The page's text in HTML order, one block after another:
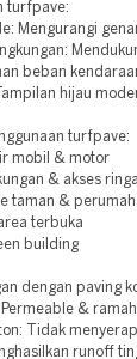
turfpave:
Mengurangi
beban
hijau
turfpave:
mobil & motor
& akses
taman &
terbuka
building
dengan paving
&
Tidak
runoff